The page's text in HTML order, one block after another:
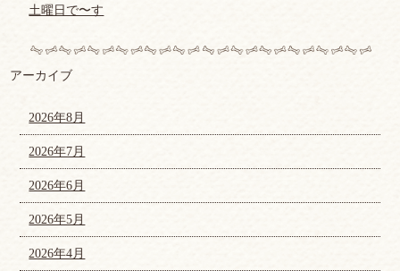
土曜日で〜す
アーカイブ
2026年8月
2026年7月
2026年6月
2026年5月
2026年4月